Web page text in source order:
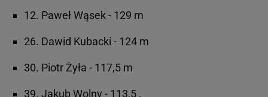
12. Paweł Wąsek - 129 m
26. Dawid Kubacki - 124 m
30. Piotr Żyła - 117,5 m
39. Jakub Wolny - 113,5 ,